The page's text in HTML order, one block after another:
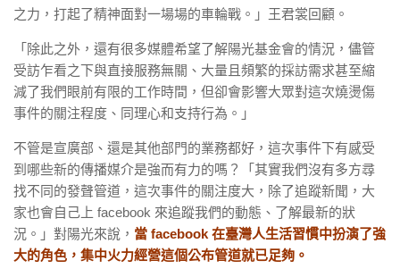
之力，打起了精神面對一場場的車輪戰。」 王君裳回顧。
「除此之外，還有很多媒體希望了解陽光基金會的情況，儘管
受訪乍看之下與直接服務無關、大量且頻繁的採訪需求甚至縮
減了我們眼前有限的工作時間，但卻會影響大眾對這次燒燙傷
事件的關注程度、同理心和支持行為。」
不管是宣廣部、還是其他部門的業務都好，這次事件下有感受
到哪些新的傳播媒介是強而有力的嗎？「其實我們沒有多方尋
找不同的發聲管道，這次事件的關注度大，除了追蹤新聞，大
家也會自己上 facebook 來追蹤我們的動態、了解最新的狀
況。」對陽光來說， 當 facebook 在臺灣人生活習慣中扮演了強
大的角色，集中火力經營這個公布管道就已足夠。